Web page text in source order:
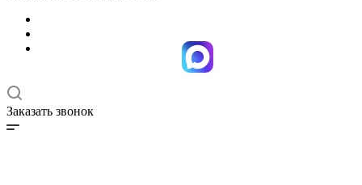
Заказать звонок